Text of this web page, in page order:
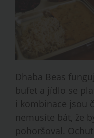
Dhaba Beas
bufet a jídlo se
i kombinace jsou
nemusíte bát, že
pohoršoval.